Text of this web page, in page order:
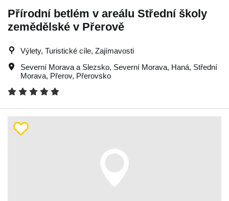
Přírodní betlém v areálu Střední školy
zemědělské v Přerově
Výlety, Turistické cíle, Zajímavosti
Severní Morava a Slezsko, Severní Morava, Haná, Střední
Morava, Přerov, Přerovsko